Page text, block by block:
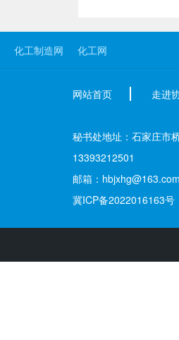
化工制造网 化工网
网站首页 走进
秘书处地址：石家庄市
13393212501
邮箱：
冀ICP备2022016163号